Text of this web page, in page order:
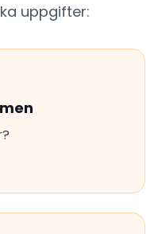
uppgifter: